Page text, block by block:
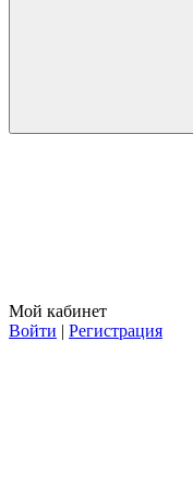
Мой кабинет
Войти | Регистрация